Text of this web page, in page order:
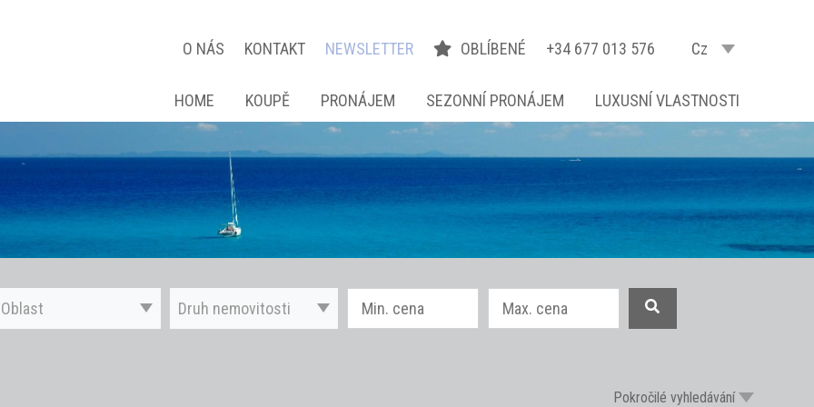
O NÁS KONTAKT NEWSLETTER OBLÍBENÉ +34 677 013 576 Cz
HOME KOUPĚ PRONÁJEM SEZONNÍ PRONÁJEM LUXUSNÍ VLASTNOSTI
Oblast Druh nemovitosti
Pokročilé vyhledávání